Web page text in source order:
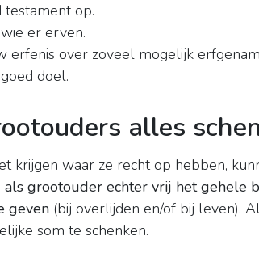
op.
er erven.
erfenis over zoveel mogelijk
doel.
alles
krijgen waar ze recht op hebben,
als grootouder echter vrij het gehele
geven (bij overlijden en/of bij leven).
som te schenken.